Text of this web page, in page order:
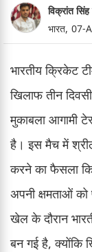
विक्रांत
भारत, 07-
भारतीय क्रिकेट
खिलाफ तीन
मुकाबला आगामी
है। इस मैच में
करने का फैसला
अपनी क्षमताओं
खेल के दौरान
बन गई है, क्योंकि